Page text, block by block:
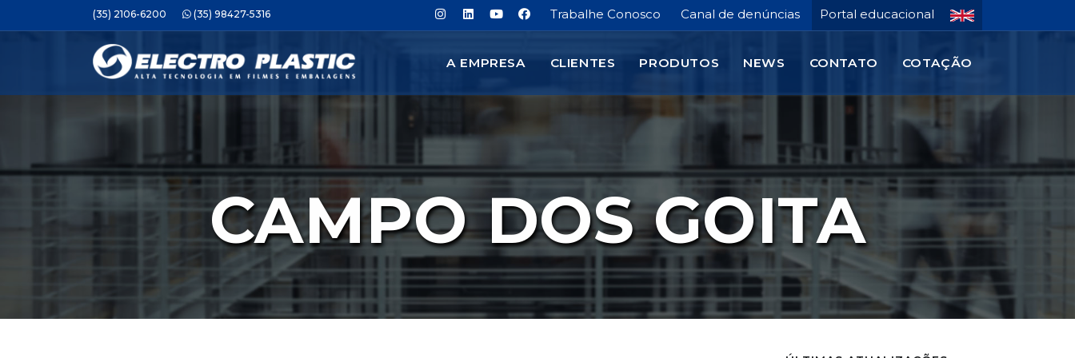
(35) 2106-6200 (35) 98427-5316 Trabalhe Conosco Canal de denúncias Portal educacional
A EMPRESA CLIENTES PRODUTOS NEWS CONTATO COTAÇÃO
CAMPO DOS GOITA